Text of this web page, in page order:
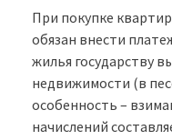
При покупке
обязан внести
жилья государству
недвижимости (в
особенность –
начислений